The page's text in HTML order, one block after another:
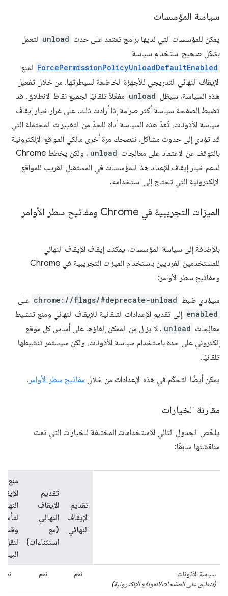
سياسة المؤسسات
يمكن للمؤسسات التي لديها برامج تعتمد على حدث unload لتعمل
بشكل صحيح استخدام سياسة
ForcePermissionPolicyUnloadDefaultEnabled لمنع
الإيقاف النهائي التدريجي للأجهزة الخاضعة لسيطرتها. من خلال تفعيل
هذه السياسة، سيظل unload مفعّلاً تلقائيًا لجميع نقاط الانطلاق. قد
تضبط الصفحة سياسة أكثر صرامة إذا أرادت ذلك. على غرار خيار إيقاف
سياسة الأذونات، تُعدّ هذه السياسة أداة للحدّ من التغييرات المحتملة التي
قد تؤدي إلى حدوث مشاكل. ننصحك مرة أخرى مالكي المواقع الإلكترونية
بالتوقف عن الاعتماد على معالِجات unload
، ولكن يخطط Chrome
لدعم خيار إيقاف الإعداد هذا للمؤسسات في المستقبل القريب للمواقع
الإلكترونية التي تحتاج إلى استخدامه.
الميزات التجريبية في Chrome ومفاتيح سطر الأوامر
بالإضافة إلى سياسة المؤسسات، يمكنك إيقاف الإيقاف النهائي
للمستخدمين الفرديين باستخدام الميزات التجريبية في Chrome
ومفاتيح سطر الأوامر:
سيؤدي ضبط chrome://flags/#deprecate-unload على
enabled إلى تقديم الإعدادات التلقائية للإيقاف النهائي ومنع تنشيط
معالِجات unload . لا يزال من الممكن إلغاؤها على أساس كل موقع
إلكتروني على حدة باستخدام سياسة الأذونات، ولكن سيستمر تنشيطها
تلقائيًا.
يمكن أيضًا التحكّم في هذه الإعدادات من خلال مفاتيح سطر الأوامر .
مقارنة الخيارات
يلخّص الجدول التالي الاستخدامات المختلفة للخيارات التي تمت
مناقشتها سابقًا:
تقديم
الإيقاف
النهائي
تقديم
الإيقاف
النهائي
(مع
استثناءات)
منع
لتأمين
وقت
لنقل
سياسة الأذونات
(تنطبق على الصفحات/المواقع الإلكترونية)
نعم نعم نعم